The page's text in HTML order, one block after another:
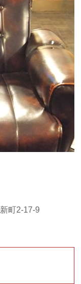
町2-17-9